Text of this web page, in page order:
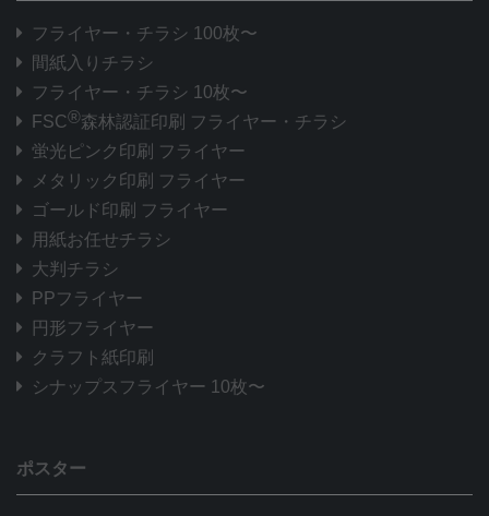
フライヤー・チラシ 100枚〜
間紙入りチラシ
フライヤー・チラシ 10枚〜
FSC®森林認証印刷 フライヤー・チラシ
蛍光ピンク印刷 フライヤー
メタリック印刷 フライヤー
ゴールド印刷 フライヤー
用紙お任せチラシ
大判チラシ
PPフライヤー
円形フライヤー
クラフト紙印刷
シナップスフライヤー 10枚〜
ポスター